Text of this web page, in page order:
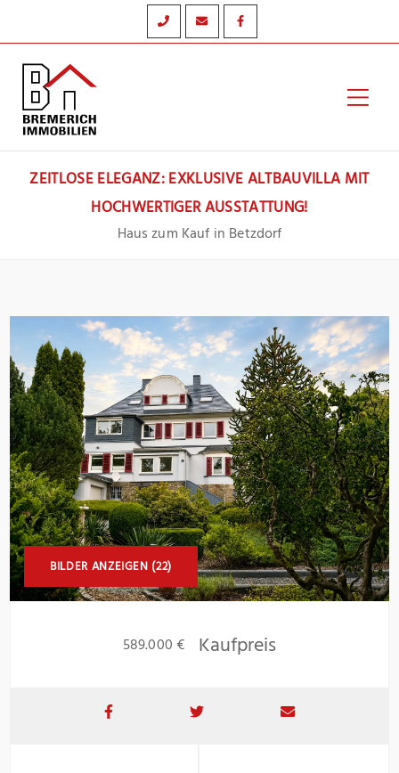
Inhalt
springen
ZEITLOSE ELEGANZ: EXKLUSIVE ALTBAUVILLA MIT
HOCHWERTIGER AUSSTATTUNG!
Haus zum Kauf in Betzdorf
BILDER ANZEIGEN (22)
589.000 € Kaufpreis